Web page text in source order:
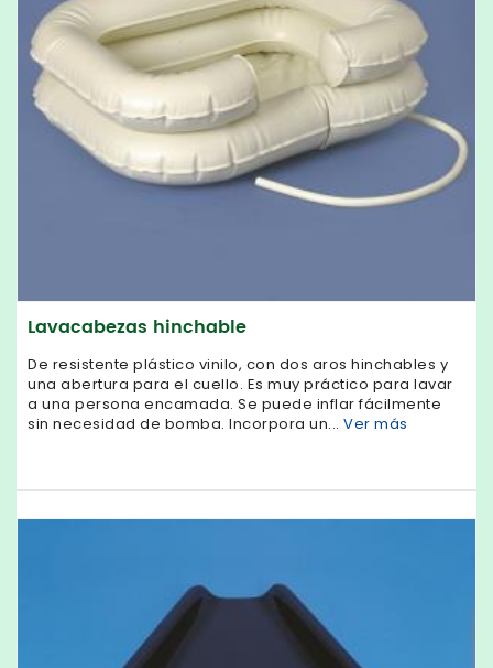
Lavacabezas hinchable
De resistente plástico vinilo, con dos aros hinchables y
una abertura para el cuello. Es muy práctico para lavar
a una persona encamada. Se puede inflar fácilmente
sin necesidad de bomba. Incorpora un... Ver más